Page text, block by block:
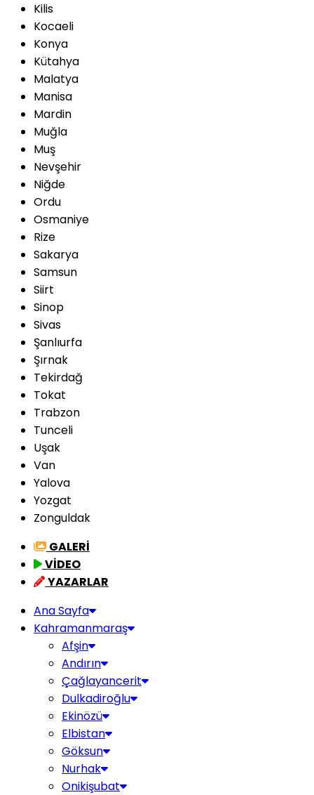
Kilis
Kocaeli
Konya
Kütahya
Malatya
Manisa
Mardin
Muğla
Muş
Nevşehir
Niğde
Ordu
Osmaniye
Rize
Sakarya
Samsun
Siirt
Sinop
Sivas
Şanlıurfa
Şırnak
Tekirdağ
Tokat
Trabzon
Tunceli
Uşak
Van
Yalova
Yozgat
Zonguldak
GALERİ
VİDEO
YAZARLAR
Ana Sayfa
Kahramanmaraş
Afşin
Andırın
Çağlayancerit
Dulkadiroğlu
Ekinözü
Elbistan
Göksun
Nurhak
Onikişubat